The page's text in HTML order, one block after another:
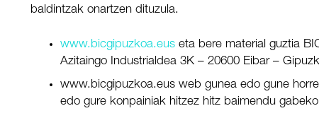
baldintzak onartzen dituzula.
www.bicgipuzkoa.eus eta bere material guztia
Azitaingo Industrialdea 3K – 20600 Eibar –
www.bicgipuzkoa.eus web gunea edo gune
edo gure konpainiak hitzez hitz baimendu